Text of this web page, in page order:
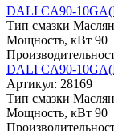
DALI CA90-
Тип смазки
Мощность, кВт 90
DALI CA90-
Артикул: 28169
Тип смазки
Мощность, кВт 90